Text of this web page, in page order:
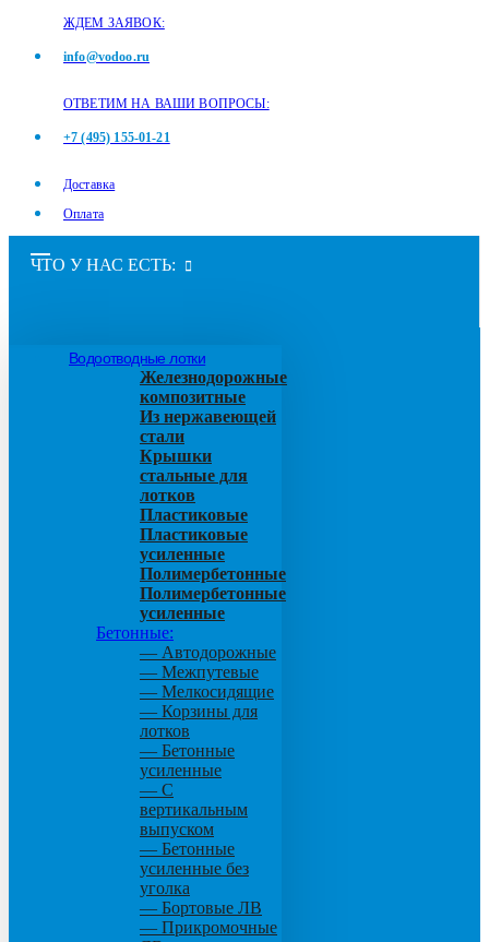
ЖДЕМ ЗАЯВОК:
info@vodoo.ru
ОТВЕТИМ НА ВАШИ ВОПРОСЫ:
+7 (495) 155-01-21
Доставка
Оплата
ЧТО У НАС ЕСТЬ:
Водоотводные лотки
Железнодорожные
композитные
Из нержавеющей
стали
Крышки
стальные для
лотков
Пластиковые
Пластиковые
усиленные
Полимербетонные
Полимербетонные
усиленные
Бетонные:
— Автодорожные
— Межпутевые
— Мелкосидящие
— Корзины для
лотков
— Бетонные
усиленные
— С
вертикальным
выпуском
— Бетонные
усиленные без
уголка
— Бортовые ЛВ
— Прикромочные